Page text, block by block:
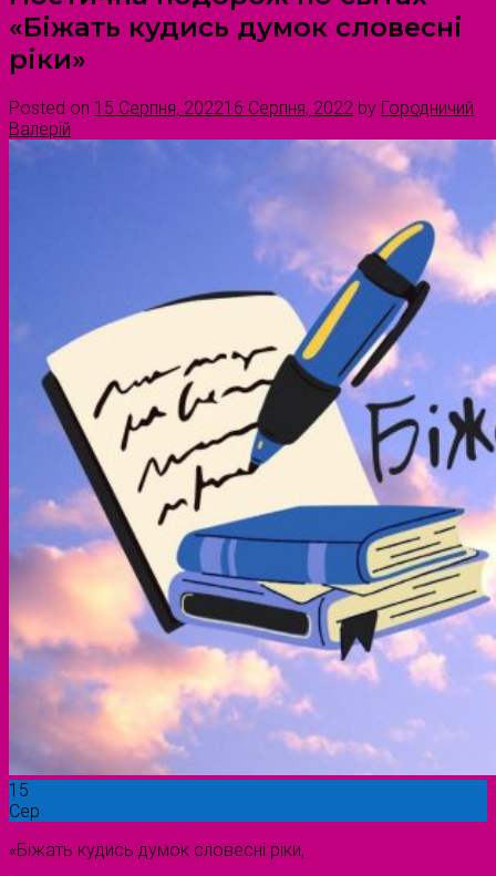
«Біжать кудись думок словесні
ріки»
Posted on 15 Серпня, 202216 Серпня, 2022 by Городничий
Валерій
15
Сер
«Біжать кудись думок словесні ріки,